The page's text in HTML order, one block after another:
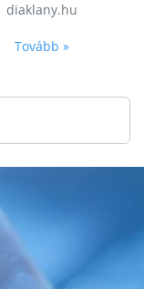
diaklany.hu
Tovább »